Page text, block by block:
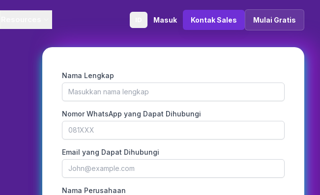
Masuk Kontak Sales Mulai Gratis
Nama Lengkap
Nomor WhatsApp yang Dapat Dihubungi
Email yang Dapat Dihubungi
Nama Perusahaan